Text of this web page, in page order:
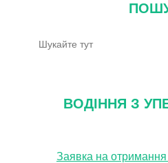
ВОДІННЯ З
Заявка на отримання